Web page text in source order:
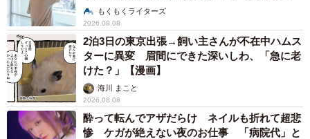
なお、後席の窓にステッカーを貼ると、開閉時に巻き込ん
で故障につながるおそれがあります。貼り方や素材には十
分な注意が必要です。
▽貼っていい場所（3）リヤガラス
リヤガラスもステッカーを貼り付けることができますが、
説】もくもくライターズ
2026.08.08
2泊3日の東京出張→飼い主さんが不在中ハムス
ターに異変 眉間にできた深いしわ、「急に老
けた？」【漫画】
海川 まこと
2026.08.08
酔って転んでアザだらけ ネイルも折れて超悲
惨 ケガが絶えない夜のお仕事 「病院代」と